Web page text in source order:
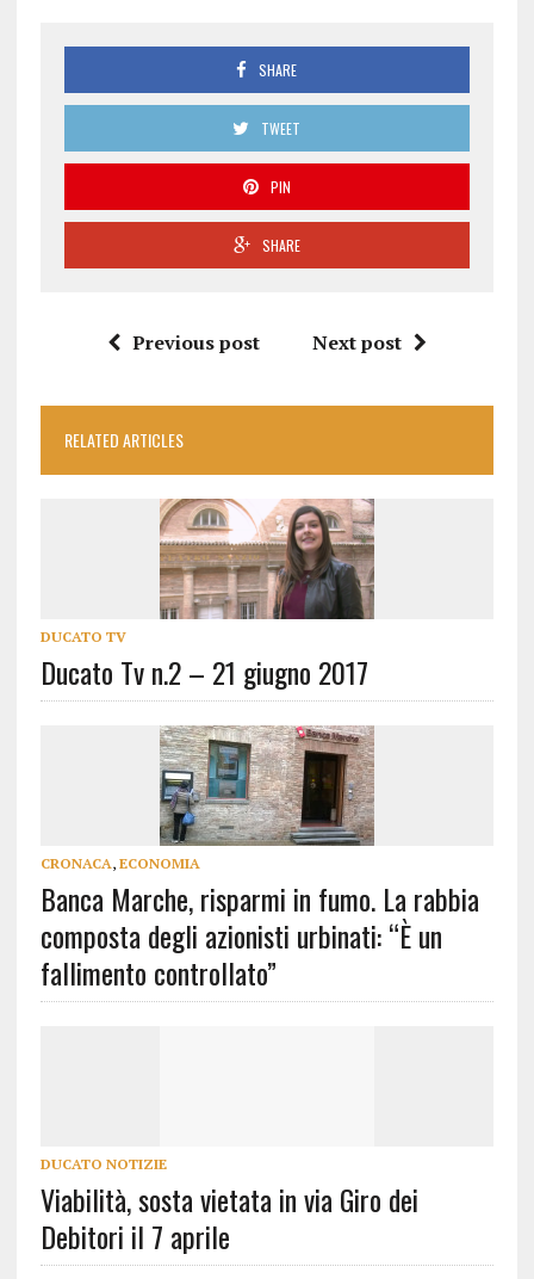
SHARE
TWEET
PIN
SHARE
Previous post Next post
RELATED ARTICLES
DUCATO TV
Ducato Tv n.2 – 21 giugno 2017
CRONACA, ECONOMIA
Banca Marche, risparmi in fumo. La rabbia
composta degli azionisti urbinati: “È un
fallimento controllato”
DUCATO NOTIZIE
Viabilità, sosta vietata in via Giro dei
Debitori il 7 aprile